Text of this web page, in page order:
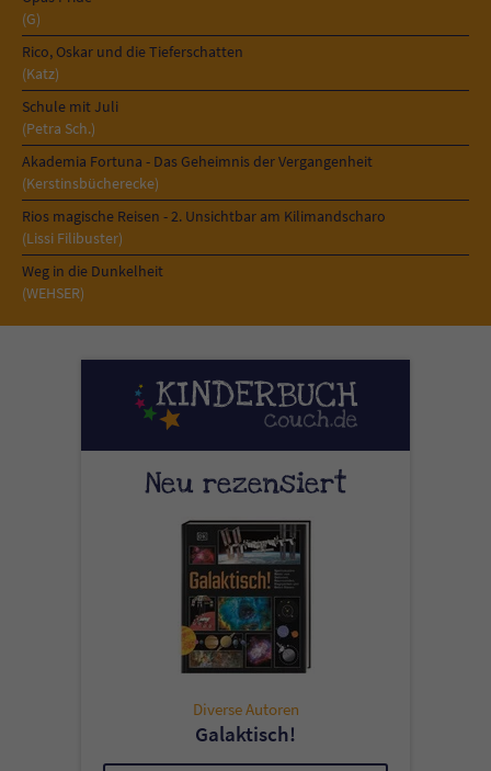
(G)
Rico, Oskar und die Tieferschatten
(Katz)
Schule mit Juli
(Petra Sch.)
Akademia Fortuna - Das Geheimnis der Vergangenheit
(Kerstinsbücherecke)
Rios magische Reisen - 2. Unsichtbar am Kilimandscharo
(Lissi Filibuster)
Weg in die Dunkelheit
(WEHSER)
Neu rezensiert
Diverse Autoren
Galaktisch!